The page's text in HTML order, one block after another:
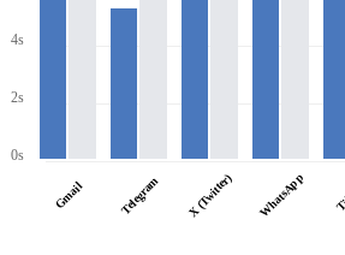
4s
2s
0s
Gmail Telegram X (Twitter) WhatsApp